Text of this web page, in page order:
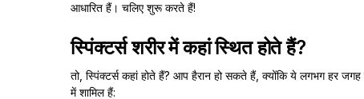
आधारित हैं। चलिए शुरू करते हैं!
स्पिंक्टर्स शरीर में कहां स्थित होते हैं?
तो, स्पिंक्टर्स कहां होते हैं? आप हैरान हो सकते हैं, क्योंकि ये लगभग हर
में शामिल हैं: